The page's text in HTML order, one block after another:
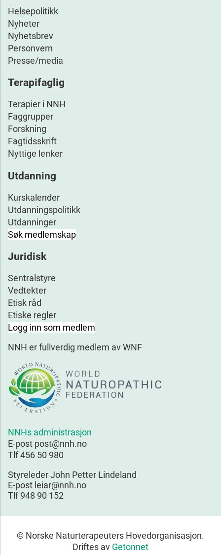
Helsepolitikk
Nyheter
Nyhetsbrev
Personvern
Presse/media
Terapifaglig
Terapier i NNH
Faggrupper
Forskning
Fagtidsskrift
Nyttige lenker
Utdanning
Kurskalender
Utdanningspolitikk
Utdanninger
Søk medlemskap
Juridisk
Sentralstyre
Vedtekter
Etisk råd
Etiske regler
Logg inn som medlem
NNH er fullverdig medlem av WNF
NNHs administrasjon
E-post post@nnh.no
Tlf 456 50 980
Styreleder John Petter Lindeland
E-post leiar@nnh.no
Tlf 948 90 152
© Norske Naturterapeuters Hovedorganisasjon.
Driftes av Getonnet